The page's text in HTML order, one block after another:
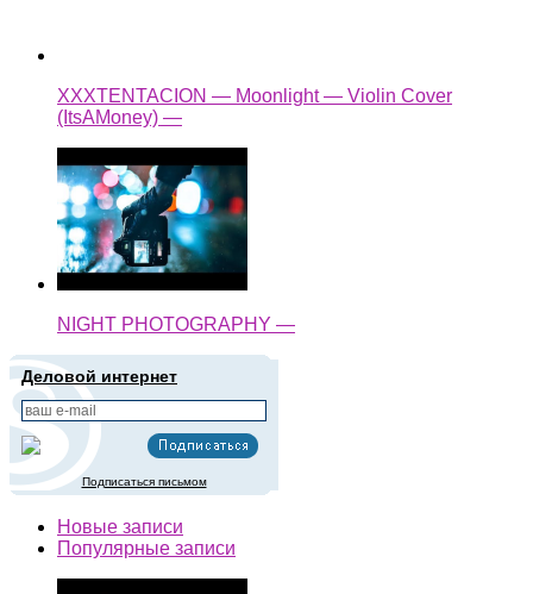
NIGHT PHOTOGRAPHY —
Деловой интернет
Новые записи
Популярные записи
РАБОЧАЯ СИСТЕМА 1-8 «BINGO 37»(Рулетка) —